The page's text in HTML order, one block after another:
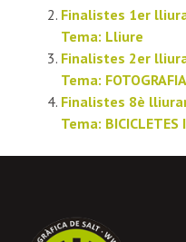
Finalistes 1er
Tema: Lliure
Finalistes 2er
Tema:
Finalistes 8è
Tema: BICICLETES